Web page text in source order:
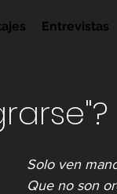
Entrevistas
Solo ven
Que no son